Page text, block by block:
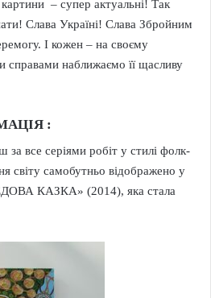
– супер актуальні! Так
Слава Україні! Слава Збройним
І кожен – на своєму
справами наближаємо її щасливу
:
все серіями робіт у стилі фолк-
світу самобутньо відображено у
КАЗКА» (2014), яка стала